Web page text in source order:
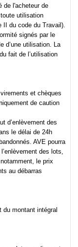
de l'acheteur de
utilisation
II du code du Travail).
signés par le
d’une utilisation. La
fait de l’utilisation
et chèques
de caution
d’enlèvement des
le délai de 24h
AVE pourra
des lots,
le prix
au débarras
montant intégral